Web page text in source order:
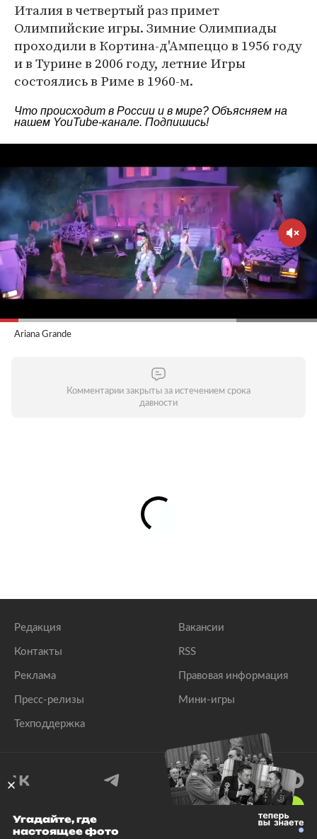
Италия в четвертый раз примет
Олимпийские игры. Зимние Олимпиады
проходили в Кортина-д'Ампеццо в 1956 году
и в Турине в 2006 году, летние Игры
состоялись в Риме в 1960-м.
Что происходит в России и в мире? Объясняем на
нашем YouTube-канале. Подпишись!
Ariana Grande
Комментарии закрыты за истечением срока
давности
Редакция
Контакты
Реклама
Пресс-релизы
Техподдержка
Вакансии
RSS
Правовая информация
Мини-игры
© 1999–2026 Все права защищены.
Угадайте, где
настоящее фото